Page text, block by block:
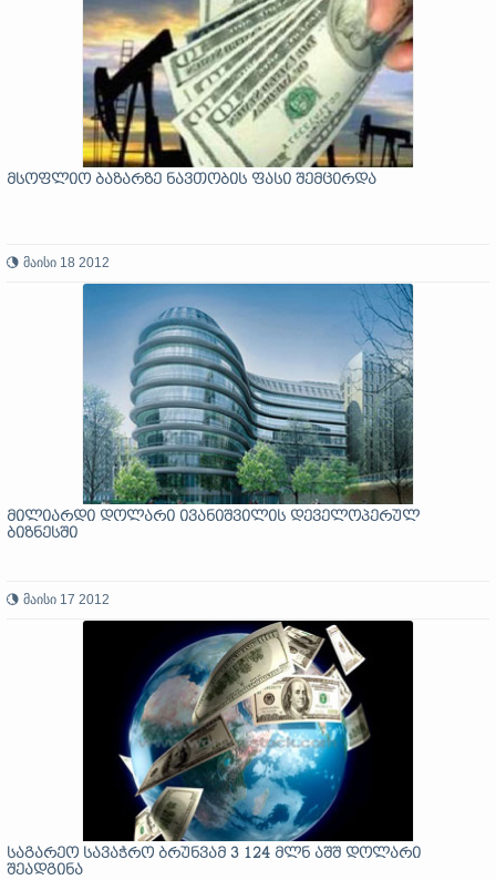
მსოფლიო ბაზარზე ნავთობის ფასი შემცირდა
მაისი 18 2012
მილიარდი დოლარი ივანიშვილის დეველოპერულ
ბიზნესში
მაისი 17 2012
საგარეო სავაჭრო ბრუნვამ 3 124 მლნ აშშ დოლარი
შეადგინა